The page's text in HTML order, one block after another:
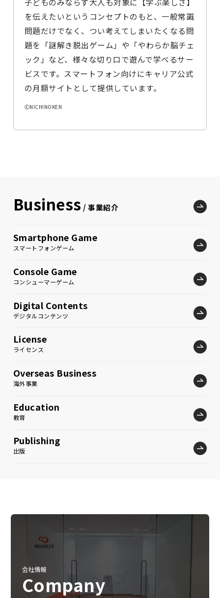
を伝えたいというコンセプトのもと、一般常識
問題だけでなく、つい考えてしまいたくなる問
題を「謎解き脱出ゲーム」や「やわらか脳チェ
ック」など、様々な切り口で遊んで学べるサー
ビスです。スマートフォン向けにキャリア公式
の月額サイトとして提供しています。
ⒸNICHINOKEN
Business / 事業紹介
Smartphone Game
スマートフォンゲーム
Console Game
コンシューマーゲーム
Digital Contents
デジタルコンテンツ
License
ライセンス
Overseas Business
海外事業
Education
教育
Publishing
出版
会社情報
Company